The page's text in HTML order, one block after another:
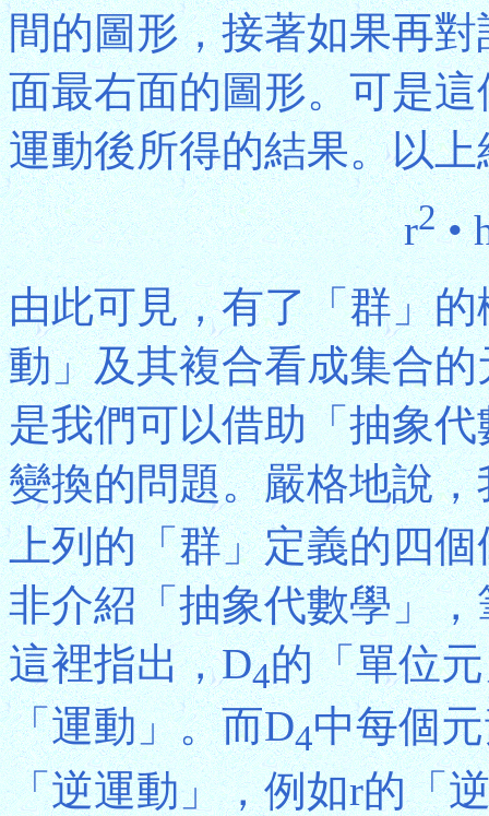
間的圖形，接著如果再
面最右面的圖形。可是
運動後所得的結果。以
r2•
由此可見，有了「群」
動」及其複合看成集合
是我們可以借助「抽象
變換的問題。嚴格地說
上列的「群」定義的四
非介紹「抽象代數學」
這裡指出，D4的「單位
「運動」。而D4中每個
「逆運動」，例如r的「